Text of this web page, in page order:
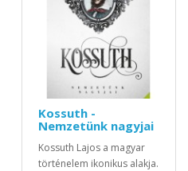
Kossuth -
Nemzetünk nagyjai
Kossuth Lajos a magyar
történelem ikonikus alakja.